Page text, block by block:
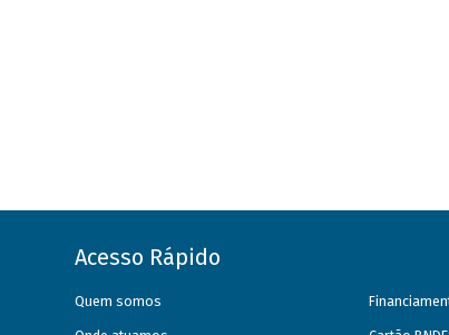
Acesso Rápido
Quem somos